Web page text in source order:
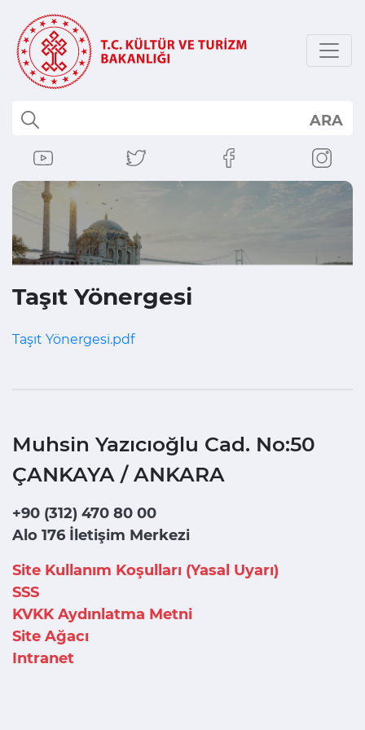
ARA
Taşıt Yönergesi
Taşıt Yönergesi.pdf
Muhsin Yazıcıoğlu Cad. No:50
ÇANKAYA / ANKARA
+90 (312) 470 80 00
Alo 176 İletişim Merkezi
Site Kullanım Koşulları (Yasal Uyarı)
SSS
KVKK Aydınlatma Metni
Site Ağacı
Intranet